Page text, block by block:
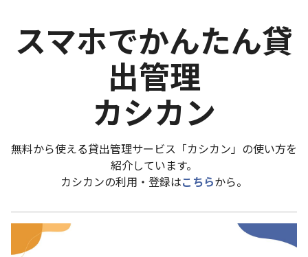
スマホでかんたん貸
出管理
カシカン
無料から使える貸出管理サービス「カシカン」の使い方を
紹介しています。
カシカンの利用・登録はこちらから。